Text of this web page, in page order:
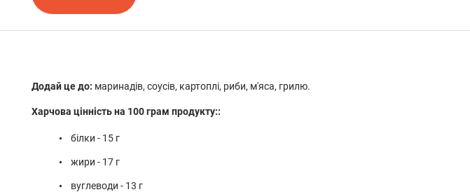
Додай це до: маринадів, соусів, картоплі, риби, м'яса, грилю.
Харчова цінність на 100 грам продукту::
білки - 15 г
жири - 17 г
вуглеводи - 13 г